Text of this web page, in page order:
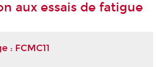
aux essais de fatigue
: FCMC11